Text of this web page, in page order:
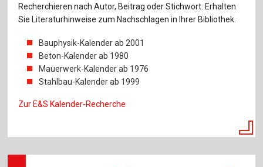
Recherchieren nach Autor, Beitrag oder Stichwort. Erhalten
Sie Literaturhinweise zum Nachschlagen in Ihrer Bibliothek.
Bauphysik-Kalender ab 2001
Beton-Kalender ab 1980
Mauerwerk-Kalender ab 1976
Stahlbau-Kalender ab 1999
Zur E&S Kalender-Recherche